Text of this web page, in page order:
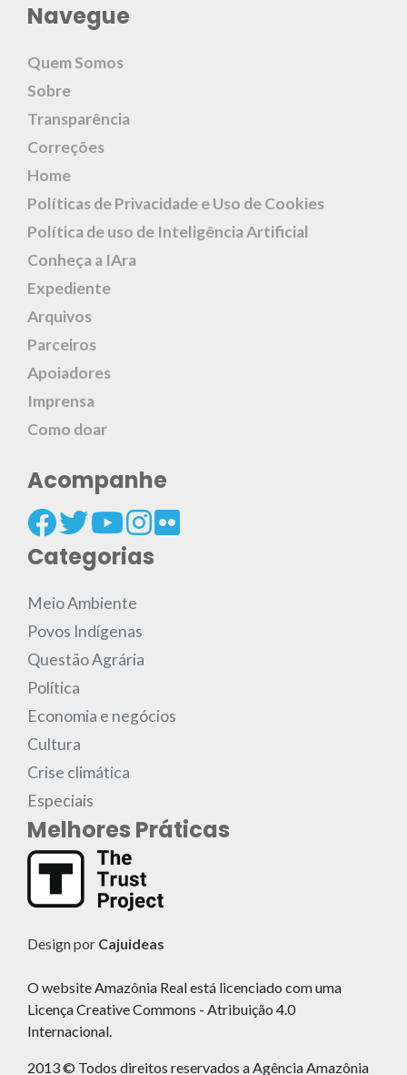
Navegue
Quem Somos
Sobre
Transparência
Correções
Home
Políticas de Privacidade e Uso de Cookies
Política de uso de Inteligência Artificial
Conheça a IAra
Expediente
Arquivos
Parceiros
Apoiadores
Imprensa
Como doar
Acompanhe
Categorias
Meio Ambiente
Povos Indígenas
Questão Agrária
Política
Economia e negócios
Cultura
Crise climática
Especiais
Melhores Práticas
Design por Cajuideas
O website Amazônia Real está licenciado com uma
Licença Creative Commons - Atribuição 4.0
Internacional.
2013 © Todos direitos reservados a Agência Amazônia